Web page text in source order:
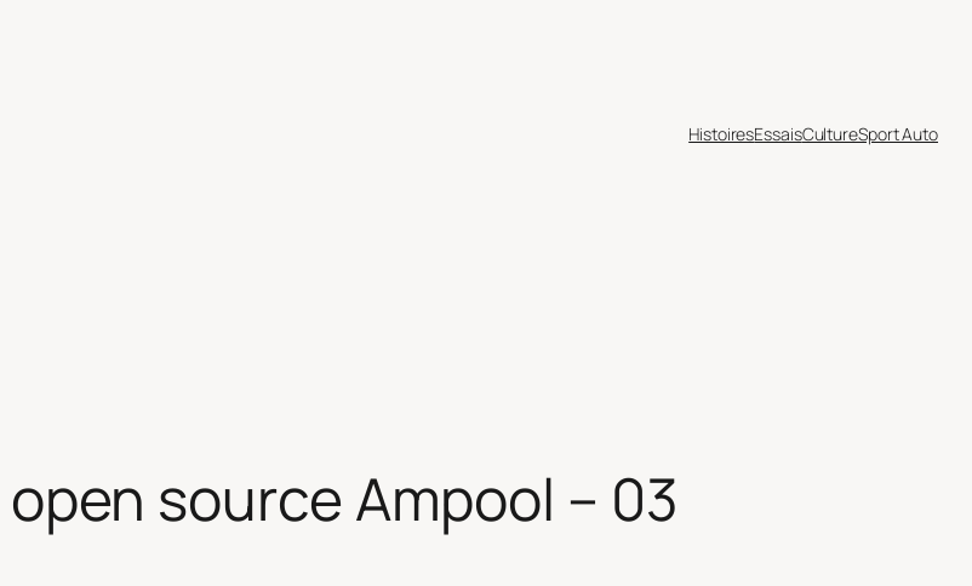
HistoiresEssaisCultureSport Auto
source Ampool – 03